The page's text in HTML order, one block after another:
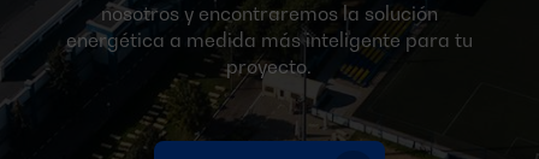
nosotros y encontraremos la solución
energética a medida más inteligente para tu
proyecto.